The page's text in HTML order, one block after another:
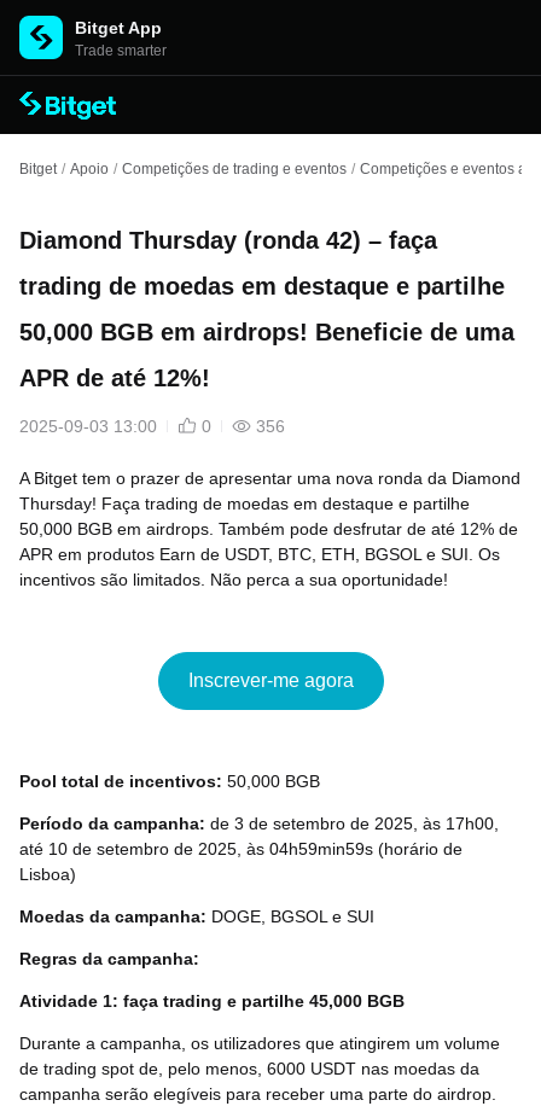
Bitget App
Trade smarter
Bitget / Apoio / Competições de trading e eventos / Competições e eventos
Diamond Thursday (ronda 42) – faça
trading de moedas em destaque e partilhe
50,000 BGB em airdrops! Beneficie de uma
APR de até 12%!
2025-09-03 13:00 0 356
A Bitget tem o prazer de apresentar uma nova ronda da Diamond
Thursday! Faça trading de moedas em destaque e partilhe
50,000 BGB em airdrops. Também pode desfrutar de até 12% de
APR em produtos Earn de USDT, BTC, ETH, BGSOL e SUI. Os
incentivos são limitados. Não perca a sua oportunidade!
Inscrever-me agora
Pool total de incentivos: 50,000 BGB
Período da campanha: de 3 de setembro de 2025, às 17h00,
até 10 de setembro de 2025, às 04h59min59s (horário de
Lisboa)
Moedas da campanha: DOGE, BGSOL e SUI
Regras da campanha:
Atividade 1: faça trading e partilhe 45,000 BGB
Durante a campanha, os utilizadores que atingirem um volume
de trading spot de, pelo menos, 6000 USDT nas moedas da
campanha serão elegíveis para receber uma parte do airdrop.